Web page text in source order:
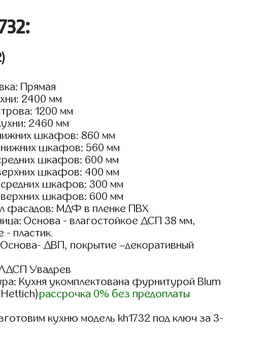
Прямая
2400 мм
1200 мм
2460 мм
шкафов: 860 мм
нижних шкафов: 560 мм
шкафов: 600 мм
шкафов: 400 мм
средних шкафов: 300 мм
верхних шкафов: 600 мм
фасадов: МДФ в пленке ПВХ
Основа - влагостойкое ДСП 38 мм,
- пластик.
ДВП, покрытие –декоративный
Увадрев
Кухня укомплектована фурнитурой Blum
рассрочка 0% без предоплаты
кухню модель kh1732 под ключ за 3-